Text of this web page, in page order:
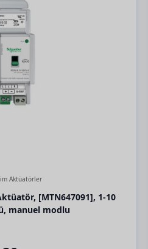
Aktüatörler
[MTN647091], 1-10
manuel modlu